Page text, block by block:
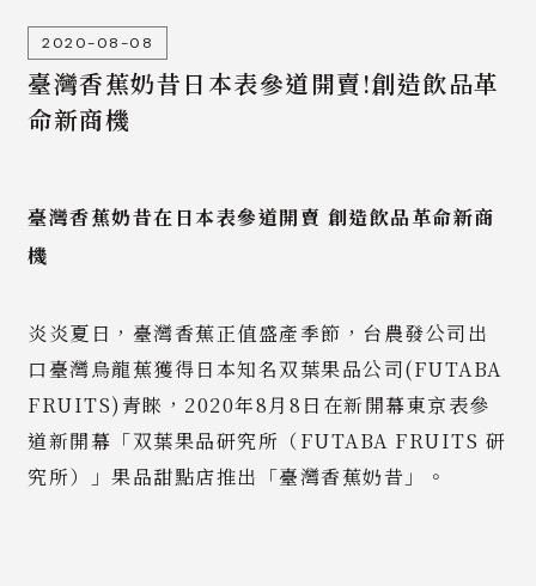
2020-08-08
臺灣香蕉奶昔日本表參道開賣!創造飲品革
命新商機
臺灣香蕉奶昔在日本表參道開賣 創造飲品革命新商
機
炎炎夏日，臺灣香蕉正值盛產季節，台農發公司出
口臺灣烏龍蕉獲得日本知名双葉果品公司(FUTABA
FRUITS)青睞，2020年8月8日在新開幕東京表參
道新開幕「双葉果品研究所（FUTABA FRUITS 研
究所）」果品甜點店推出「臺灣香蕉奶昔」。